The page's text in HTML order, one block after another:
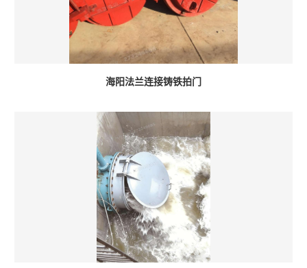
海阳法兰连接铸铁拍门